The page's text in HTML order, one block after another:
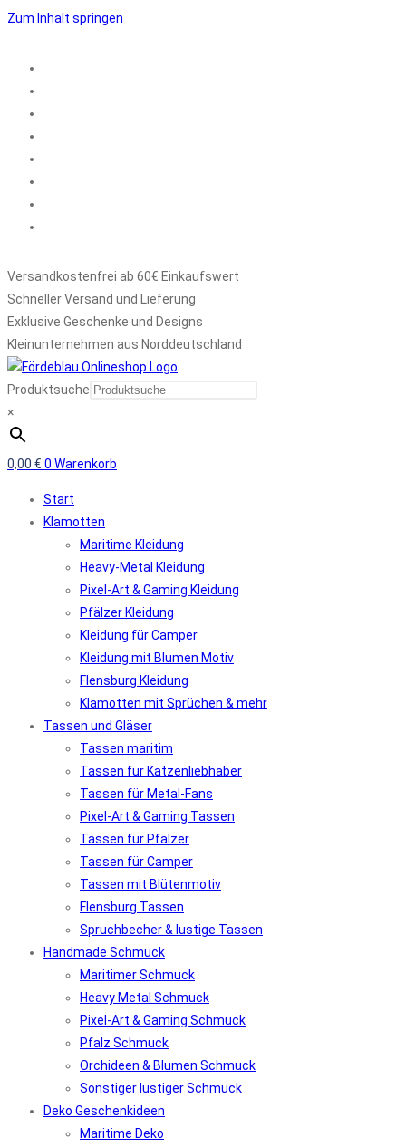
Zum Inhalt springen
Versandkostenfrei ab 60€ Einkaufswert
Schneller Versand und Lieferung
Exklusive Geschenke und Designs
Kleinunternehmen aus Norddeutschland
Produktsuche
×
0,00 € 0 Warenkorb
Start
Klamotten
Maritime Kleidung
Heavy-Metal Kleidung
Pixel-Art & Gaming Kleidung
Pfälzer Kleidung
Kleidung für Camper
Kleidung mit Blumen Motiv
Flensburg Kleidung
Klamotten mit Sprüchen & mehr
Tassen und Gläser
Tassen maritim
Tassen für Katzenliebhaber
Tassen für Metal-Fans
Pixel-Art & Gaming Tassen
Tassen für Pfälzer
Tassen für Camper
Tassen mit Blütenmotiv
Flensburg Tassen
Spruchbecher & lustige Tassen
Handmade Schmuck
Maritimer Schmuck
Heavy Metal Schmuck
Pixel-Art & Gaming Schmuck
Pfalz Schmuck
Orchideen & Blumen Schmuck
Sonstiger lustiger Schmuck
Deko Geschenkideen
Maritime Deko